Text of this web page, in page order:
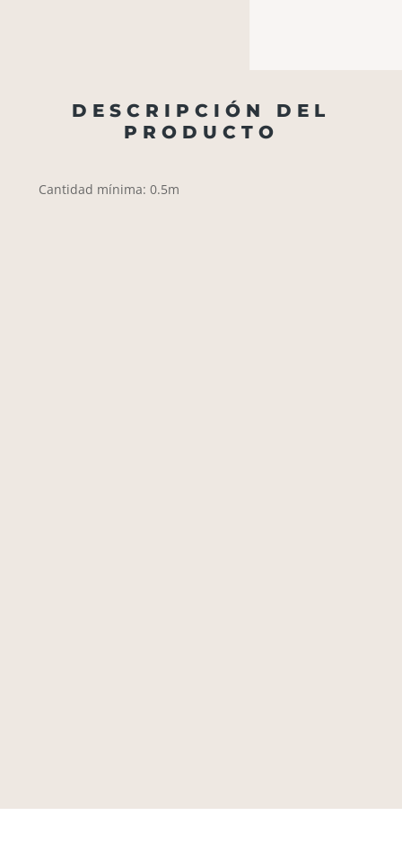
DESCRIPCIÓN DEL
PRODUCTO
Cantidad mínima: 0.5m